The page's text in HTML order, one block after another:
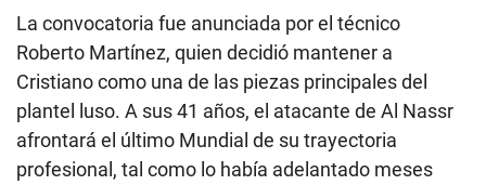
La convocatoria fue anunciada por el técnico
Roberto Martínez, quien decidió mantener a
Cristiano como una de las piezas principales del
plantel luso. A sus 41 años, el atacante de Al Nassr
afrontará el último Mundial de su trayectoria
profesional, tal como lo había adelantado meses